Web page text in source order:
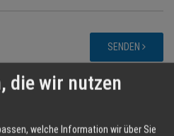
SENDEN
die wir nutzen
welche Information wir über Sie